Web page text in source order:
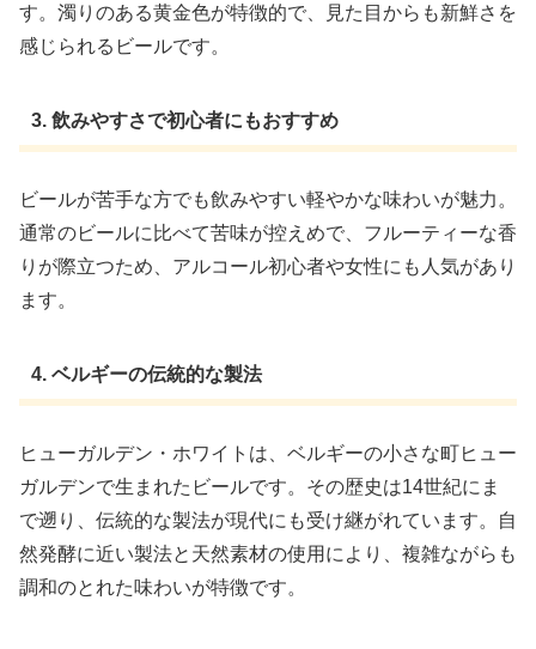
す。濁りのある黄金色が特徴的で、見た目からも新鮮さを
感じられるビールです。
3. 飲みやすさで初心者にもおすすめ
ビールが苦手な方でも飲みやすい軽やかな味わいが魅力。
通常のビールに比べて苦味が控えめで、フルーティーな香
りが際立つため、アルコール初心者や女性にも人気があり
ます。
4. ベルギーの伝統的な製法
ヒューガルデン・ホワイトは、ベルギーの小さな町ヒュー
ガルデンで生まれたビールです。その歴史は14世紀にま
で遡り、伝統的な製法が現代にも受け継がれています。自
然発酵に近い製法と天然素材の使用により、複雑ながらも
調和のとれた味わいが特徴です。